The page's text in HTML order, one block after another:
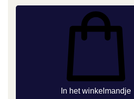
In het winkelmandje